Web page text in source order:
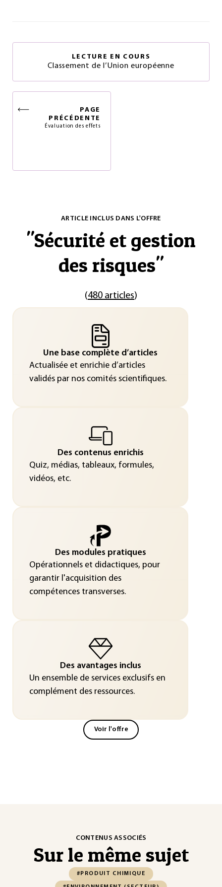
LECTURE EN COURS
Classement de l’Union européenne
PAGE
PRÉCÉDENTE
Évaluation des effets
ARTICLE INCLUS DANS L'OFFRE
"Sécurité et gestion
des risques"
(480 articles)
Une base complète d’articles
Actualisée et enrichie d’articles
validés par nos comités scientifiques.
Des contenus enrichis
Quiz, médias, tableaux, formules,
vidéos, etc.
Des modules pratiques
Opérationnels et didactiques, pour
garantir l'acquisition des
compétences transverses.
Des avantages inclus
Un ensemble de services exclusifs en
complément des ressources.
Voir l'offre
CONTENUS ASSOCIÉS
Sur le même sujet
#PRODUIT CHIMIQUE